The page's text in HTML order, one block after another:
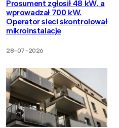
Prosument zgłosił 48 kW, a
wprowadzał 700 kW.
Operator sieci skontrolował
mikroinstalacje
28-07-2026